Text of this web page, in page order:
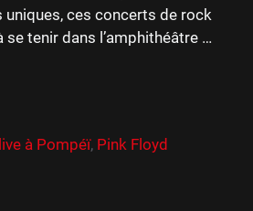
uniques, ces concerts de rock
tenir dans l’amphithéâtre …
live à Pompéï, Pink Floyd